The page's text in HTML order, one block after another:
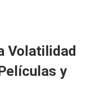
Volatilidad
y